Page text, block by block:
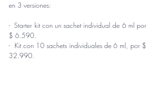
en 3 versiones:
-  Starter kit con un sachet individual de 6 ml por
$ 6.590.
-  Kit con 10 sachets individuales de 6 ml, por $
32.990.